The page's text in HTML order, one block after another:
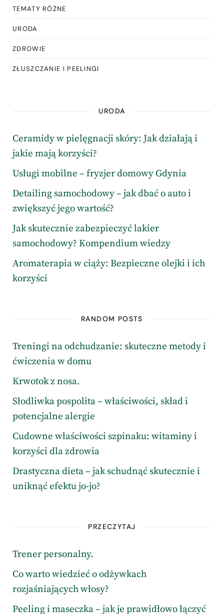
TEMATY RÓŻNE
URODA
ZDROWIE
ZŁUSZCZANIE I PEELINGI
URODA
Ceramidy w pielęgnacji skóry: Jak działają i
jakie mają korzyści?
Usługi mobilne – fryzjer domowy Gdynia
Detailing samochodowy – jak dbać o auto i
zwiększyć jego wartość?
Jak skutecznie zabezpieczyć lakier
samochodowy? Kompendium wiedzy
Aromaterapia w ciąży: Bezpieczne olejki i ich
korzyści
RANDOM POSTS
Treningi na odchudzanie: skuteczne metody i
ćwiczenia w domu
Krwotok z nosa.
Słodliwka pospolita – właściwości, skład i
potencjalne alergie
Cudowne właściwości szpinaku: witaminy i
korzyści dla zdrowia
Drastyczna dieta – jak schudnąć skutecznie i
uniknąć efektu jo-jo?
PRZECZYTAJ
Trener personalny.
Co warto wiedzieć o odżywkach
rozjaśniających włosy?
Peeling i maseczka – jak je prawidłowo łączyć